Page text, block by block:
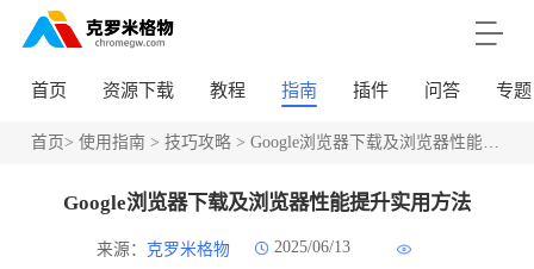
首页 资源下载 教程 指南 插件 问答 专题
首页> 使用指南 > 技巧攻略> Google浏览器下载及浏览器性能提升实用方法
Google浏览器下载及浏览器性能提升实用方法
来源： 克罗米格物 2025/06/13